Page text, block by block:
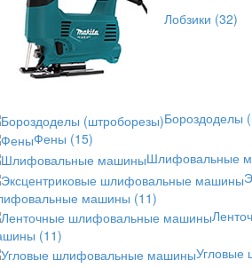
Лобзики (32)
Бороздоделы
Фены (15)
Шлифовальные
машины (11)
(11)